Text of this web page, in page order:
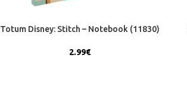
Totum Disney: Stitch – Notebook (11830)
2.99€